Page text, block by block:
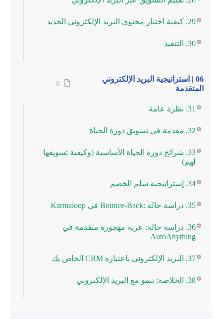
29. كيفية اختبار محتوى البريد الإلكتروني الجديد
30. التنفيذ
06 | استراتيجية البريد الإلكتروني
المتقدمة
8
31. نظرة عامة
32. مقدمة في تسويق دورة الحياة
33. شرائح دورة الحياة الأساسية (وكيفية تسويقها
لهم)
34. إستراتيجية سلم الخصم
35. دراسة حالة :Bounce-Back في Karmaloop
36. دراسة حالة: عربة مهجورة متقدمة في
AutoAnything
37. البريد الإلكتروني باعتباره CRM الخاص بك
38. الخلاصة: تنمو مع البريد الإلكتروني